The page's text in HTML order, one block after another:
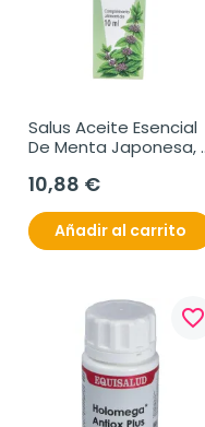
Salus Aceite Esencial
De Menta Japonesa,
10,88 €
Añadir al carrito
favorite_border